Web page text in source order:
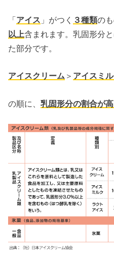
「アイス 」がつく ３種類の
以上含まれます。乳固形分
た部分です。
アイスクリーム ＞ アイスミ
の順に、乳固形分の割合が高